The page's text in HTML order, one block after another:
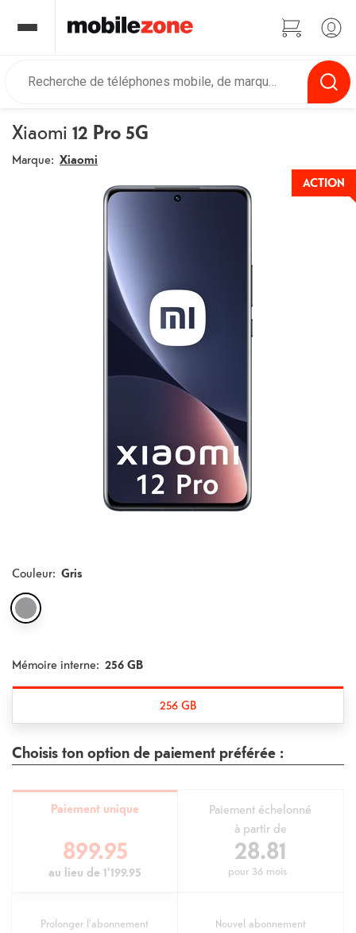
Xiaomi 12 Pro 5G
Marque: Xiaomi
ACTION
Couleur: Gris
Mémoire interne: 256 GB
256 GB
Choisis ton option de paiement préférée :
Paiement unique
899.95
au lieu de 1’199.95
Paiement échelonné
à partir de
28.81
pour 36 mois
Prolonger l'abonnement Nouvel abonnement